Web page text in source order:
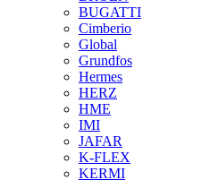
BUGATTI
Cimberio
Global
Grundfos
Hermes
HERZ
HME
IMI
JAFAR
K-FLEX
KERMI